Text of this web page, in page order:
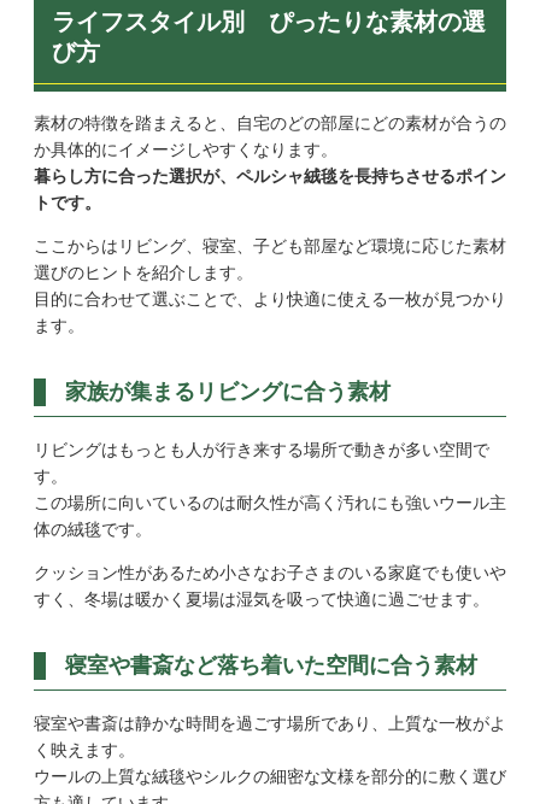
ライフスタイル別 ぴったりな素材の選
び方
素材の特徴を踏まえると、自宅のどの部屋にどの素材が合うの
か具体的にイメージしやすくなります。
暮らし方に合った選択が、ペルシャ絨毯を長持ちさせるポイン
トです。
ここからはリビング、寝室、子ども部屋など環境に応じた素材
選びのヒントを紹介します。
目的に合わせて選ぶことで、より快適に使える一枚が見つかり
ます。
家族が集まるリビングに合う素材
リビングはもっとも人が行き来する場所で動きが多い空間で
す。
この場所に向いているのは耐久性が高く汚れにも強いウール主
体の絨毯です。
クッション性があるため小さなお子さまのいる家庭でも使いや
すく、冬場は暖かく夏場は湿気を吸って快適に過ごせます。
寝室や書斎など落ち着いた空間に合う素材
寝室や書斎は静かな時間を過ごす場所であり、上質な一枚がよ
く映えます。
ウールの上質な絨毯やシルクの細密な文様を部分的に敷く選び